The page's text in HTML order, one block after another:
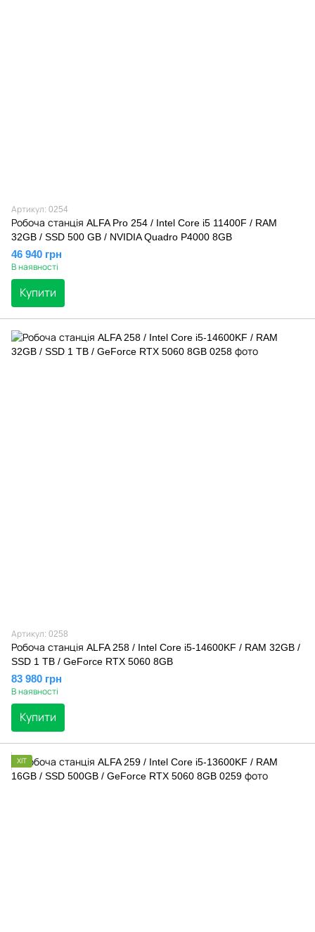
Артикул: 0254
Робоча станція ALFA Pro 254 / Intel Core i5 11400F / RAM
32GB / SSD 500 GB / NVIDIA Quadro P4000 8GB
46 940 грн
В наявності
Купити
Артикул: 0258
Робоча станція ALFA 258 / Intel Core i5-14600KF / RAM 32GB /
SSD 1 TB / GeForce RTX 5060 8GB
83 980 грн
В наявності
Купити
ХІТ